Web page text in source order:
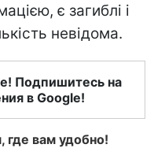
є загиблі і
невідома.
Подпишитесь на
в Google!
где вам удобно!